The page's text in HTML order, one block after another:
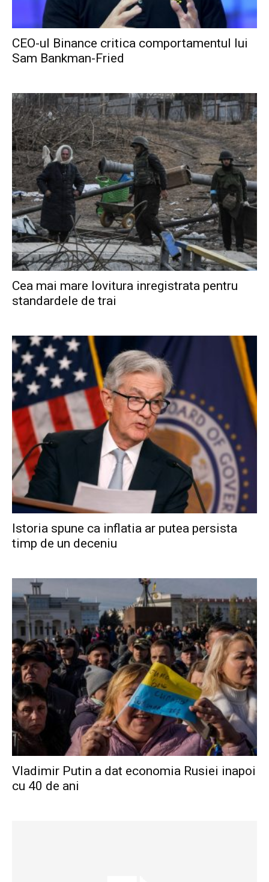
CEO-ul Binance critica comportamentul lui
Sam Bankman-Fried
Cea mai mare lovitura inregistrata pentru
standardele de trai
Istoria spune ca inflatia ar putea persista
timp de un deceniu
Vladimir Putin a dat economia Rusiei inapoi
cu 40 de ani